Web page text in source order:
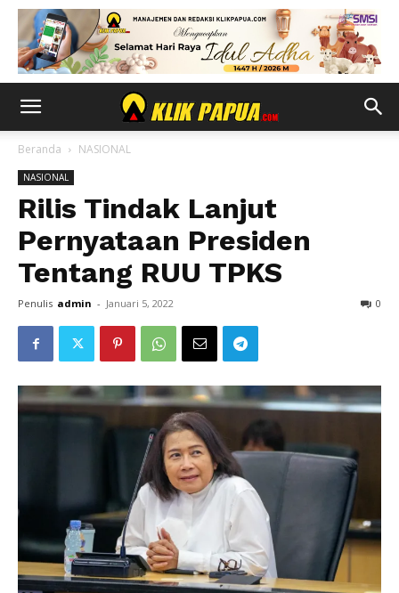
Beranda NASIONAL
NASIONAL
Rilis Tindak Lanjut
Pernyataan Presiden
Tentang RUU TPKS
Penulis admin - Januari 5, 2022 0